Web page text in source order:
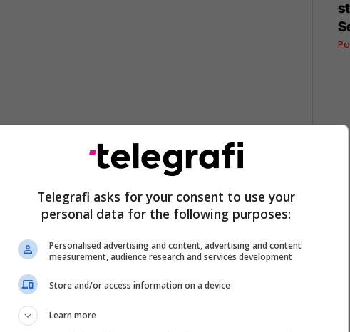
Telegrafi asks for your consent to use your
personal data for the following purposes:
Personalised advertising and content, advertising and content
measurement, audience research and services development
Store and/or access information on a device
Learn more